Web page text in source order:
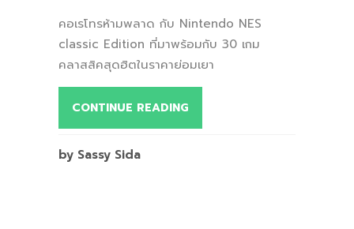
คอเรโทรห้ามพลาด กับ Nintendo NES
classic Edition ที่มาพร้อมกับ 30 เกม
คลาสสิคสุดฮิตในราคาย่อมเยา
CONTINUE READING
by Sassy Sida